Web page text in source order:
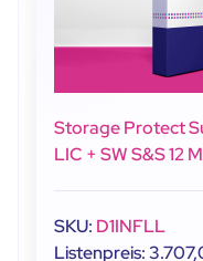
Storage Protect
LIC + SW S&S 12
SKU: D1INFLL
Listenpreis: